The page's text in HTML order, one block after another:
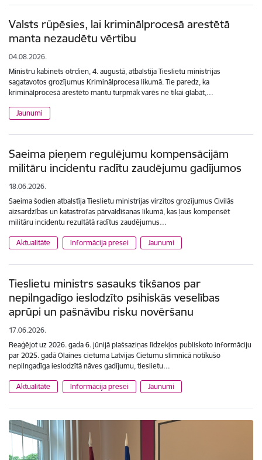
Valsts rūpēsies, lai kriminālprocesā arestētā
manta nezaudētu vērtību
04.08.2026.
Ministru kabinets otrdien, 4. augustā, atbalstīja Tieslietu ministrijas
sagatavotos grozījumus Kriminālprocesa likumā. Tie paredz, ka
kriminālprocesā arestēto mantu turpmāk varēs ne tikai glabāt,…
Jaunumi
Saeima pieņem regulējumu kompensācijām
militāru incidentu radītu zaudējumu gadījumos
18.06.2026.
Saeima šodien atbalstīja Tieslietu ministrijas virzītos grozījumus Civilās
aizsardzības un katastrofas pārvaldīšanas likumā, kas ļaus kompensēt
militāru incidentu rezultātā radītus zaudējumus…
Aktualitāte Informācija presei Jaunumi
Tieslietu ministrs sasauks tikšanos par
nepilngadīgo ieslodzīto psihiskās veselības
aprūpi un pašnāvību risku novēršanu
17.06.2026.
Reaģējot uz 2026. gada 6. jūnijā plašsaziņas līdzekļos publiskoto informāciju
par 2025. gadā Olaines cietuma Latvijas Cietumu slimnīcā notikušo
nepilngadīga ieslodzītā nāves gadījumu, tieslietu…
Aktualitāte Informācija presei Jaunumi